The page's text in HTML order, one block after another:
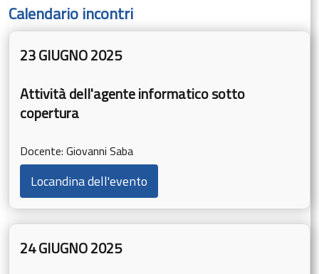
Calendario incontri
23 GIUGNO 2025
Attività dell'agente informatico sotto
copertura
Docente: Giovanni Saba
Locandina dell'evento
24 GIUGNO 2025